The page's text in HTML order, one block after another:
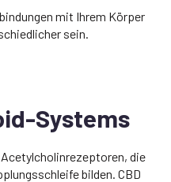
mit Ihrem Körper
sein.
Systems
die
bilden. CBD